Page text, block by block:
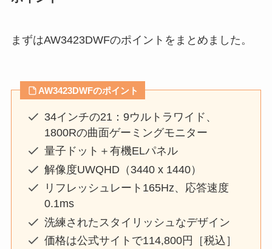
まずはAW3423DWFのポイントをまとめました。
AW3423DWFのポイント
34インチの21：9ウルトラワイド、
1800Rの曲面ゲーミングモニター
量子ドット＋有機ELパネル
解像度UWQHD（3440 x 1440）
リフレッシュレート165Hz、応答速度
0.1ms
洗練されたスタイリッシュなデザイン
価格は公式サイトで114,800円［税込］